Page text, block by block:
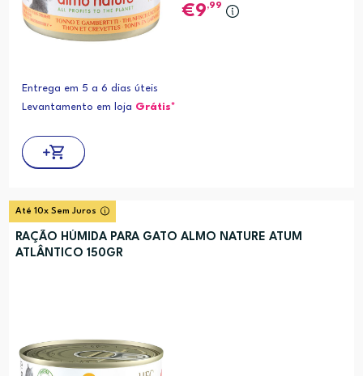
9,99
Entrega em 5 a 6 dias úteis
Levantamento em loja Grátis*
Até 10x Sem Juros
RAÇÃO HÚMIDA PARA GATO ALMO NATURE ATUM
ATLÂNTICO 150GR